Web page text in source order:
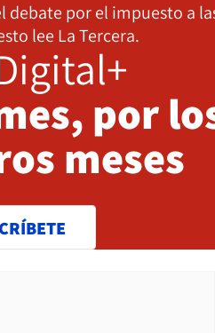
debate por el impuesto a
lee La Tercera.
por
meses